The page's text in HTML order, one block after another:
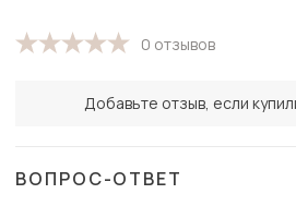
0 отзывов
Добавьте отзыв, если
ВОПРОС-ОТВЕТ